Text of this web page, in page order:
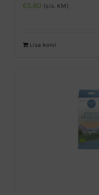
€5,80 (sis. KM)
Lisa korvi